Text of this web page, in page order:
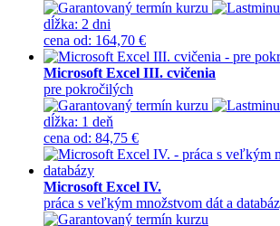
dĺžka: 2 dni
cena od: 164,70 €
Microsoft Excel III. cvičenia
pre pokročilých
dĺžka: 1 deň
cena od: 84,75 €
Microsoft Excel IV.
práca s veľkým množstvom dát a